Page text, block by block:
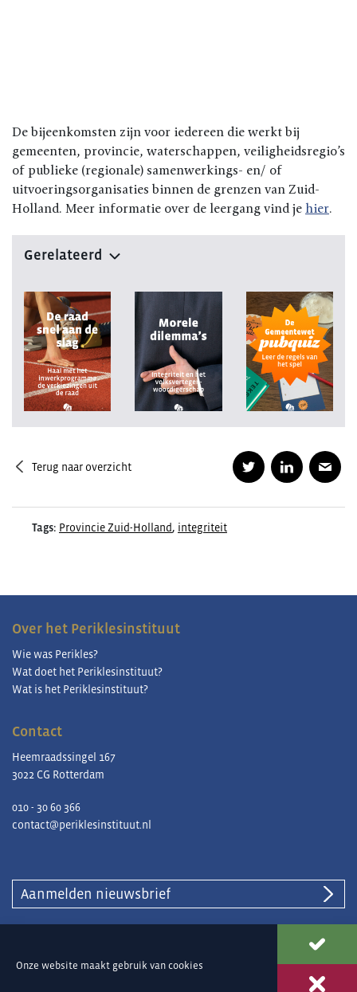
Onze website maakt gebruik van cookies
De bijeenkomsten zijn voor iedereen die werkt bij
gemeenten, provincie, waterschappen, veiligheidsregio’s
of publieke (regionale) samenwerkings- en/ of
uitvoeringsorganisaties binnen de grenzen van Zuid-
Holland. Meer informatie over de leergang vind je hier.
Gerelateerd
Terug naar overzicht
Tags: Provincie Zuid-Holland, integriteit
Over het Periklesinstituut
Wie was Perikles?
Wat doet het Periklesinstituut?
Wat is het Periklesinstituut?
Contact
Heemraadssingel 167
3022 CG Rotterdam
010 - 30 60 366
contact@periklesinstituut.nl
Aanmelden nieuwsbrief